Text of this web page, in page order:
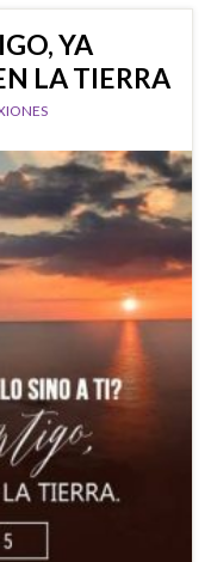
YA
LA TIERRA